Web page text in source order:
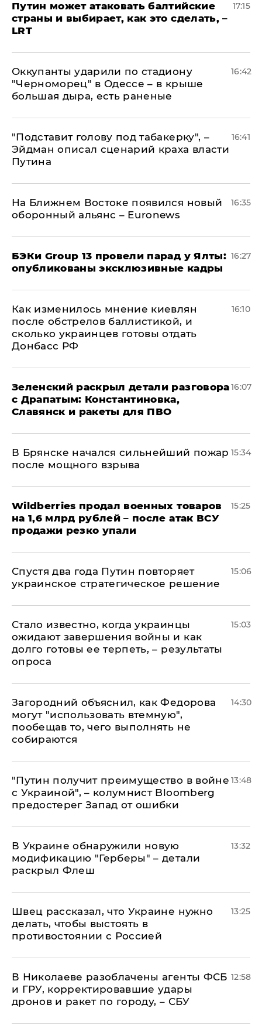
Путин может атаковать балтийские
страны и выбирает, как это сделать, –
LRT
17:15
Оккупанты ударили по стадиону
"Черноморец" в Одессе – в крыше
большая дыра, есть раненые
16:42
​"Подставит голову под табакерку", –
Эйдман описал сценарий краха власти
Путина
16:41
На Ближнем Востоке появился новый
оборонный альянс – Euronews
16:35
​БЭКи Group 13 провели парад у Ялты:
опубликованы эксклюзивные кадры
16:27
Как изменилось мнение киевлян
после обстрелов баллистикой, и
сколько украинцев готовы отдать
Донбасс РФ
16:10
​Зеленский раскрыл детали разговора
с Драпатым: Константиновка,
Славянск и ракеты для ПВО
16:07
В Брянске начался сильнейший пожар
после мощного взрыва
15:34
​Wildberries продал военных товаров
на 1,6 млрд рублей – после атак ВСУ
продажи резко упали
15:25
Спустя два года Путин повторяет
украинское стратегическое решение
15:06
Стало известно, когда украинцы
ожидают завершения войны и как
долго готовы ее терпеть, – результаты
опроса
15:03
Загородний объяснил, как Федорова
могут "использовать втемную",
пообещав то, чего выполнять не
собираются
14:30
"Путин получит преимущество в войне
с Украиной", – колумнист Bloomberg
предостерег Запад от ошибки
13:48
В Украине обнаружили новую
модификацию "Герберы" – детали
раскрыл Флеш
13:32
Швец рассказал, что Украине нужно
делать, чтобы выстоять в
противостоянии с Россией
13:25
В Николаеве разоблачены агенты ФСБ
и ГРУ, корректировавшие удары
дронов и ракет по городу, – СБУ
12:58